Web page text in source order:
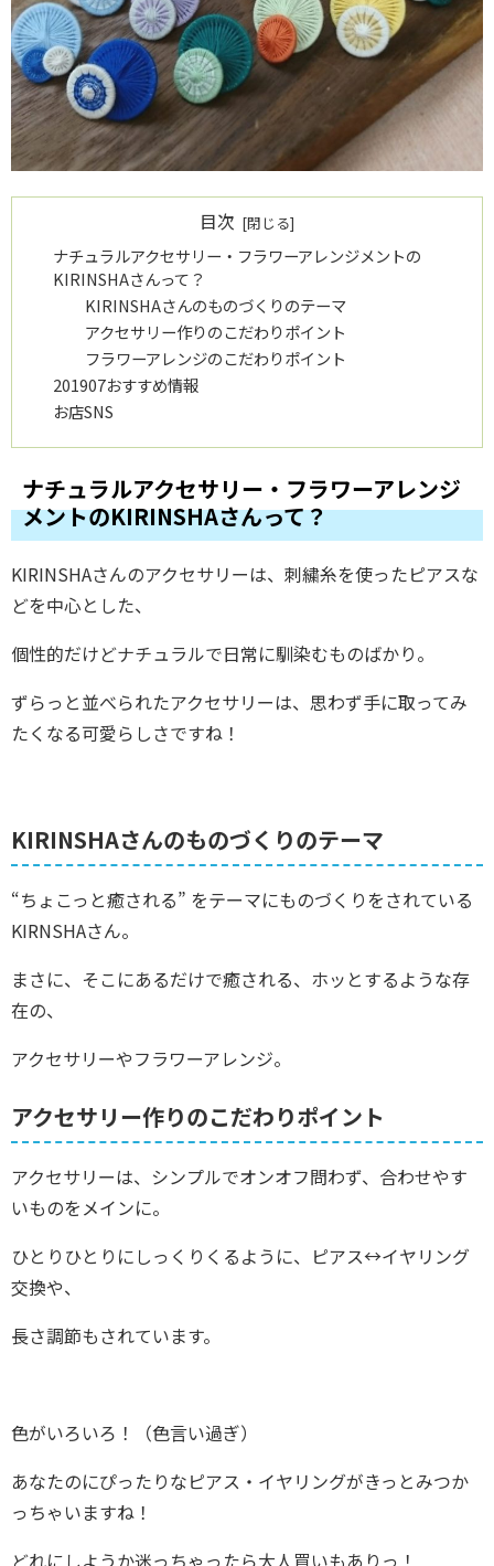
目次
ナチュラルアクセサリー・フラワーアレンジメントの
KIRINSHAさんって？
KIRINSHAさんのものづくりのテーマ
アクセサリー作りのこだわりポイント
フラワーアレンジのこだわりポイント
201907おすすめ情報
お店SNS
ナチュラルアクセサリー・フラワーアレンジ
メントのKIRINSHAさんって？
KIRINSHAさんのアクセサリーは、刺繍糸を使ったピアスな
どを中心とした、
個性的だけどナチュラルで日常に馴染むものばかり。
ずらっと並べられたアクセサリーは、思わず手に取ってみ
たくなる可愛らしさですね！
KIRINSHAさんのものづくりのテーマ
“ちょこっと癒される” をテーマにものづくりをされている
KIRNSHAさん。
まさに、そこにあるだけで癒される、ホッとするような存
在の、
アクセサリーやフラワーアレンジ。
アクセサリー作りのこだわりポイント
アクセサリーは、シンプルでオンオフ問わず、合わせやす
いものをメインに。
ひとりひとりにしっくりくるように、ピアス↔イヤリング
交換や、
長さ調節もされています。
色がいろいろ！（色言い過ぎ）
あなたのにぴったりなピアス・イヤリングがきっとみつか
っちゃいますね！